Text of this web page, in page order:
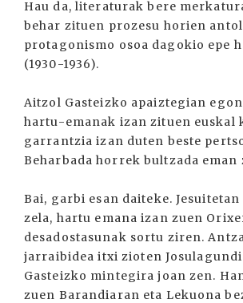
Hau da, literaturak bere
behar zituen prozesu horien
protagonismo osoa dagokio epe
(1930-1936).
Aitzol Gasteizko apaiztegian
hartu-emanak izan zituen euskal
garrantzia izan duten beste
Beharbada horrek bultzada eman
Bai, garbi esan daiteke.
zela, hartu emana izan zuen
desadostasunak sortu ziren.
jarraibidea itxi zioten
Gasteizko mintegira joan zen.
zuen Barandiaran eta Lekuona